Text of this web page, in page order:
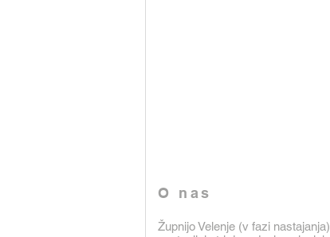
O nas
Župnijo Velenje (v fazi nastajanja)